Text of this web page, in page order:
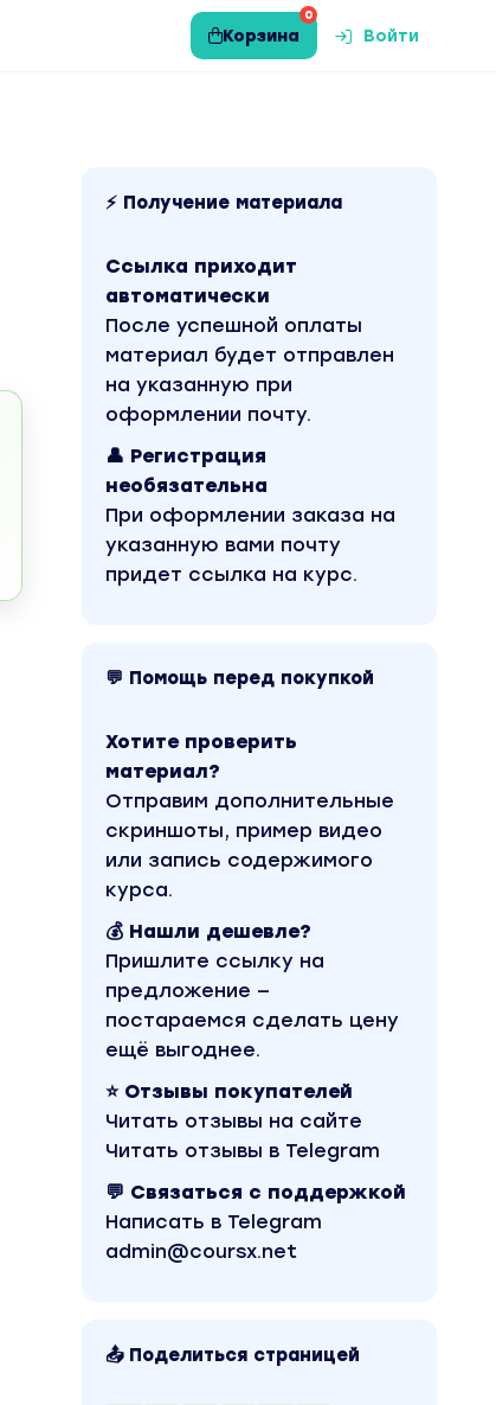
0
Корзина Войти
⚡ Получение материала
Ссылка приходит
автоматически
После успешной оплаты
материал будет отправлен
на указанную при
оформлении почту.
👤 Регистрация
необязательна
При оформлении заказа на
указанную вами почту
придет ссылка на курс.
💬 Помощь перед покупкой
Хотите проверить
материал?
Отправим дополнительные
скриншоты, пример видео
или запись содержимого
курса.
💰 Нашли дешевле?
Пришлите ссылку на
предложение —
постараемся сделать цену
ещё выгоднее.
⭐ Отзывы покупателей
Читать отзывы на сайте
Читать отзывы в Telegram
💬 Связаться с поддержкой
Написать в Telegram
admin@coursx.net
📤 Поделиться страницей